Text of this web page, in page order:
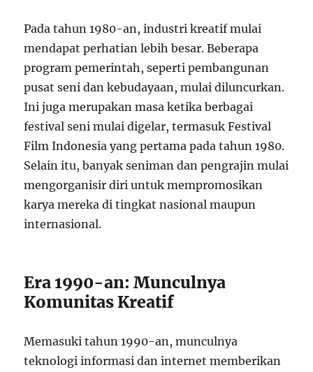
Pada tahun 1980-an, industri kreatif mulai
mendapat perhatian lebih besar. Beberapa
program pemerintah, seperti pembangunan
pusat seni dan kebudayaan, mulai diluncurkan.
Ini juga merupakan masa ketika berbagai
festival seni mulai digelar, termasuk Festival
Film Indonesia yang pertama pada tahun 1980.
Selain itu, banyak seniman dan pengrajin mulai
mengorganisir diri untuk mempromosikan
karya mereka di tingkat nasional maupun
internasional.
Era 1990-an: Munculnya
Komunitas Kreatif
Memasuki tahun 1990-an, munculnya
teknologi informasi dan internet memberikan